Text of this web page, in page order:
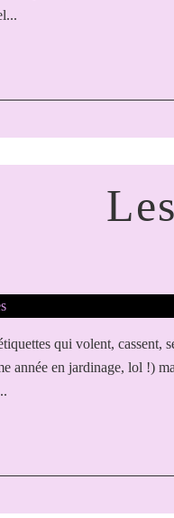
qui volent, cassent,
année en jardinage, lol !)